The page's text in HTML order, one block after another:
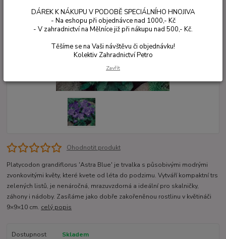
Ohodnotit produkt
Platycodon grandiflorus 'Astra Blue' je trvalka s působivými modrými
zvonkovitými květy, které kvete od léta do podzimu. Vytváří kompaktní trs
zelených listů, je nenáročná, mrazuvzdorná a ideální pro skalničky,
záhony i nádoby. Zasíláme jako dobře zakořeněnou rostlinu v květináči
9×9×10 cm. celý popis
Dostupnost
Skladem
DÁREK K NÁKUPU V PODOBĚ SPECIÁLNÍHO HNOJIVA
- Na eshopu při objednávce nad 1000,- Kč
- V zahradnictví na Mělníce již při nákupu nad 500,- Kč.
Těšíme se na Vaši návštěvu či objednávku!
Kolektiv Zahradnictví Petro
Zavřít